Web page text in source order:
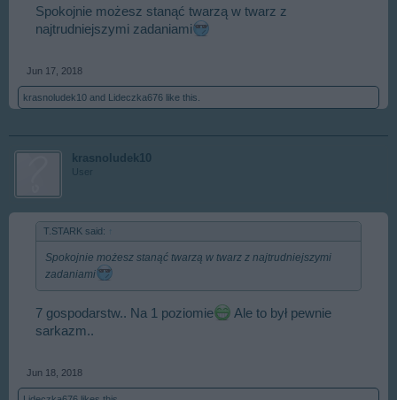
Spokojnie możesz stanąć twarzą w twarz z
najtrudniejszymi zadaniami
Jun 17, 2018
krasnoludek10 and Lideczka676 like this.
krasnoludek10
User
T.STARK said:
Spokojnie możesz stanąć twarzą w twarz z najtrudniejszymi
zadaniami
7 gospodarstw.. Na 1 poziomie
Ale to był pewnie
sarkazm..
Jun 18, 2018